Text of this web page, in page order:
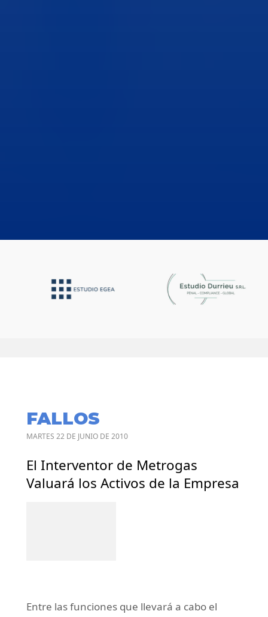
FALLOS
MARTES 22 DE JUNIO DE 2010
El Interventor de Metrogas
Valuará los Activos de la Empresa
Entre las funciones que llevará a cabo el